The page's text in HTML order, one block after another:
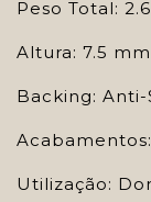
Peso Total:
Altura: 7.5 mm
Backing:
Utilização: